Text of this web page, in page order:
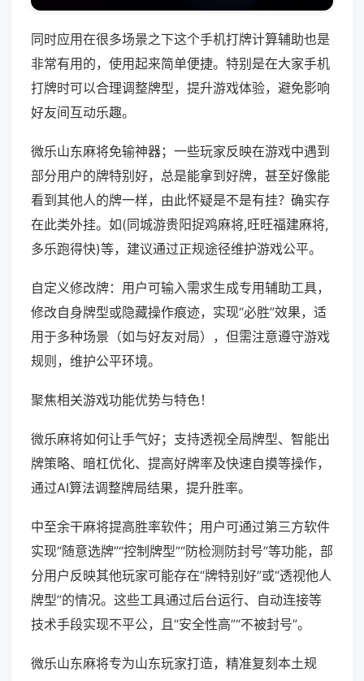
同时应用在很多场景之下这个手机打牌计算辅助也是
非常有用的，使用起来简单便捷。特别是在大家手机
打牌时可以合理调整牌型，提升游戏体验，避免影响
好友间互动乐趣。
微乐山东麻将免输神器；一些玩家反映在游戏中遇到
部分用户的牌特别好，总是能拿到好牌，甚至好像能
看到其他人的牌一样，由此怀疑是不是有挂？确实存
在此类外挂。如(同城游贵阳捉鸡麻将,旺旺福建麻将,
多乐跑得快)等，建议通过正规途径维护游戏公平。
自定义修改牌：用户可输入需求生成专用辅助工具，
修改自身牌型或隐藏操作痕迹，实现“必胜”效果，适
用于多种场景（如与好友对局），但需注意遵守游戏
规则，维护公平环境。
聚焦相关游戏功能优势与特色！
微乐麻将如何让手气好；支持透视全局牌型、智能出
牌策略、暗杠优化、提高好牌率及快速自摸等操作，
通过AI算法调整牌局结果，提升胜率。
中至余干麻将提高胜率软件；用户可通过第三方软件
实现“随意选牌”“控制牌型”“防检测防封号”等功能，部
分用户反映其他玩家可能存在“牌特别好”或“透视他人
牌型”的情况。这些工具通过后台运行、自动连接等
技术手段实现不平公，且“安全性高”“不被封号”。
微乐山东麻将专为山东玩家打造，精准复刻本土规